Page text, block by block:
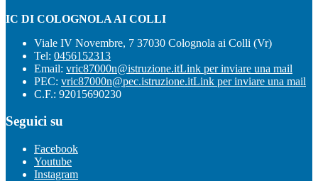
IC DI COLOGNOLA AI COLLI
Viale IV Novembre, 7 37030 Colognola ai Colli (Vr)
Tel: 0456152313
Email: vric87000n@istruzione.itLink per inviare una mail
PEC: vric87000n@pec.istruzione.itLink per inviare una mail
C.F.: 92015690230
Seguici su
Facebook
Youtube
Instagram